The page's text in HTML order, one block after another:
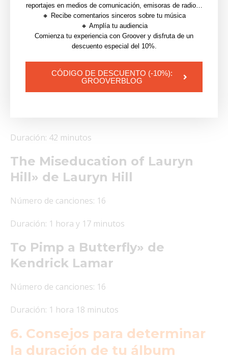
Born to Run» de Bruce
Springsteen
Número de canciones: 8
Duración: 39 minutos
Thriller» de Michael Jackson
Duración: 42 minutos
The Miseducation of Lauryn
Hill» de Lauryn Hill
Número de canciones: 16
Duración: 1 hora y 17 minutos
To Pimp a Butterfly» de
Kendrick Lamar
Número de canciones: 16
Duración: 1 hora 18 minutos
6. Consejos para determinar
la duración de tu álbum
reportajes en medios de comunicación, emisoras de radio…
🔸 Recibe comentarios sinceros sobre tu música
🔸 Amplía tu audiencia
Comienza tu experiencia con Groover y disfruta de un
descuento especial del 10%.
CÓDIGO DE DESCUENTO (-10%):
GROOVERBLOG